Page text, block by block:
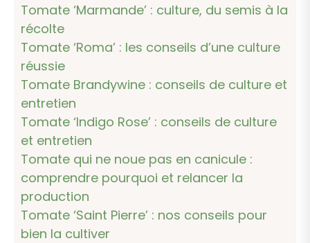
Tomate ‘Marmande’ : culture, du semis à la
récolte
Tomate ‘Roma’ : les conseils d’une culture
réussie
Tomate Brandywine : conseils de culture et
entretien
Tomate ‘Indigo Rose’ : conseils de culture
et entretien
Tomate qui ne noue pas en canicule :
comprendre pourquoi et relancer la
production
Tomate ‘Saint Pierre’ : nos conseils pour
bien la cultiver